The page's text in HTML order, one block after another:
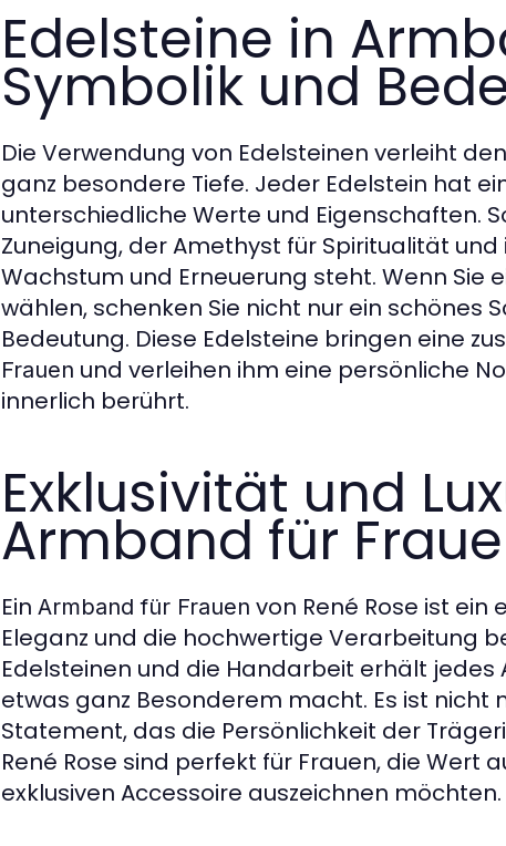
Edelsteine in
Symbolik und
Die Verwendung von Edelsteinen verleiht den
ganz besondere Tiefe. Jeder Edelstein hat
unterschiedliche Werte und Eigenschaften.
Zuneigung, der Amethyst für Spiritualität
Wachstum und Erneuerung steht. Wenn Sie
wählen, schenken Sie nicht nur ein schönes
Bedeutung. Diese Edelsteine bringen eine
Frauen und verleihen ihm eine persönliche
innerlich berührt.
Exklusivität und
Armband für
Ein Armband für Frauen von René Rose ist ein
Eleganz und die hochwertige Verarbeitung
Edelsteinen und die Handarbeit erhält jedes
etwas ganz Besonderem macht. Es ist nicht
Statement, das die Persönlichkeit der
René Rose sind perfekt für Frauen, die Wert
exklusiven Accessoire auszeichnen möchten.